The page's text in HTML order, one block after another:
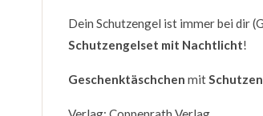
Dein Schutzengel ist immer bei dir
Schutzengelset mit Nachtlicht!
Geschenktäschchen mit